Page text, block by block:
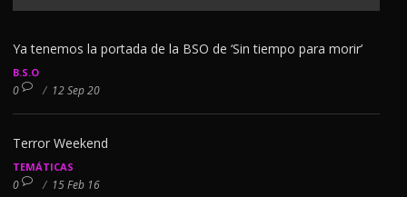
Ya tenemos la portada de la BSO de ‘Sin tiempo para morir’
B.S.O
0 / 12 Sep 20
Terror Weekend
TEMÁTICAS
0 / 15 Feb 16